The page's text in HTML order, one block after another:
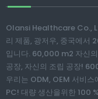
Olansi Healthcare Co.,
리 제품, 광저우, 중국에서
입니다. 60,000 m2 자신의
공장, 자신의 조립 공장!
우리는 ODM, OEM 서비
PC! 대량 생산을위한 100